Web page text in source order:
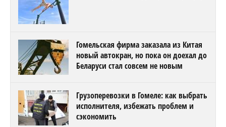
Гомельская фирма заказала из Китая
новый автокран, но пока он доехал до
Беларуси стал совсем не новым
Грузоперевозки в Гомеле: как выбрать
исполнителя, избежать проблем и
сэкономить